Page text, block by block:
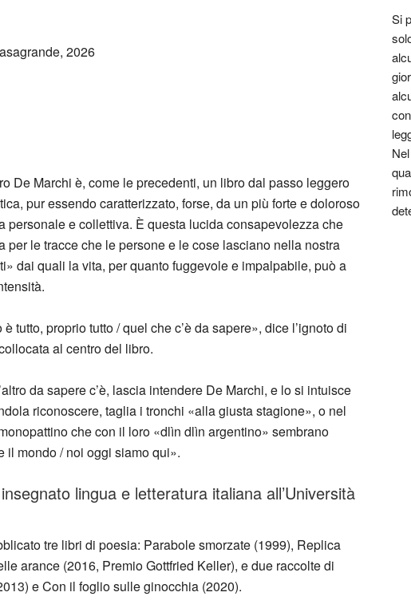
2026
De Marchi è, come le precedenti, un libro dal passo leggero
pur essendo caratterizzato, forse, da un più forte e doloroso
personale e collettiva. È questa lucida consapevolezza che
per le tracce che le persone e le cose lasciano nella nostra
dai quali la vita, per quanto fuggevole e impalpabile, può a
tutto, proprio tutto / quel che c’è da sapere», dice l’ignoto di
al centro del libro.
da sapere c’è, lascia intendere De Marchi, e lo si intuisce
riconoscere, taglia i tronchi «alla giusta stagione», o nel
che con il loro «dlìn dlìn argentino» sembrano
il mondo / noi oggi siamo qui».
lingua e letteratura italiana all’Università
tre libri di poesia: Parabole smorzate (1999), Replica
arance (2016, Premio Gottfried Keller), e due raccolte di
e Con il foglio sulle ginocchia (2020).
Si